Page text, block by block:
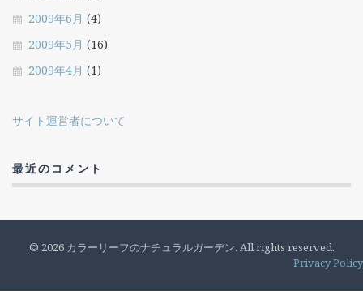
2009年6月 (4)
2009年5月 (16)
2009年4月 (1)
サイト運営者について
最近のコメント
© 2026 カラーリーフのナチュラルガーデン. All rights reserved.
Privacy Policy